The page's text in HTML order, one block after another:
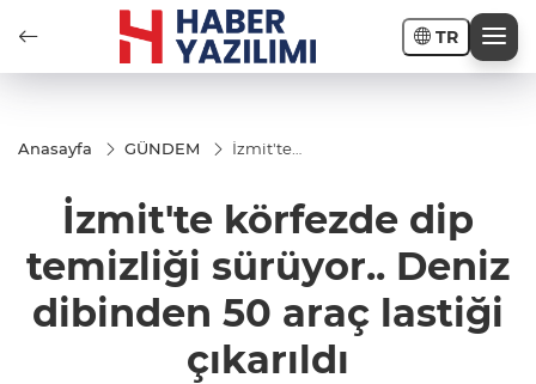
TR
Anasayfa GÜNDEM
İzmit'te
temizliği
sürüyor..
dibinden
50 araç
lastiği
çıkarıldı
İzmit'te körfezde dip
temizliği sürüyor.. Deniz
dibinden 50 araç lastiği
çıkarıldı